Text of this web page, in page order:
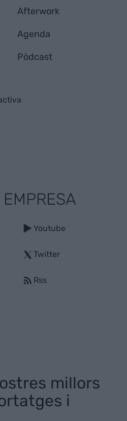
Afterwork
Agenda
Pòdcast
Youtube
Twitter
Rss
millors
i